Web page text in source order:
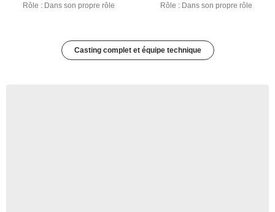
Rôle : Dans son propre rôle Rôle : Dans son propre rôle
Casting complet et équipe technique